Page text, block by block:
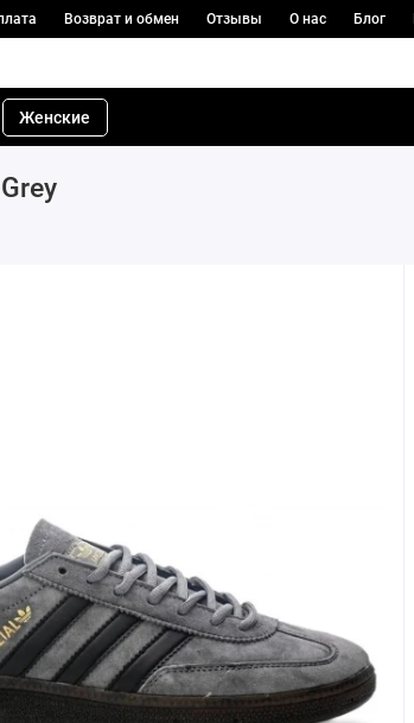
Возврат и обмен Отзывы О нас Блог
Женские